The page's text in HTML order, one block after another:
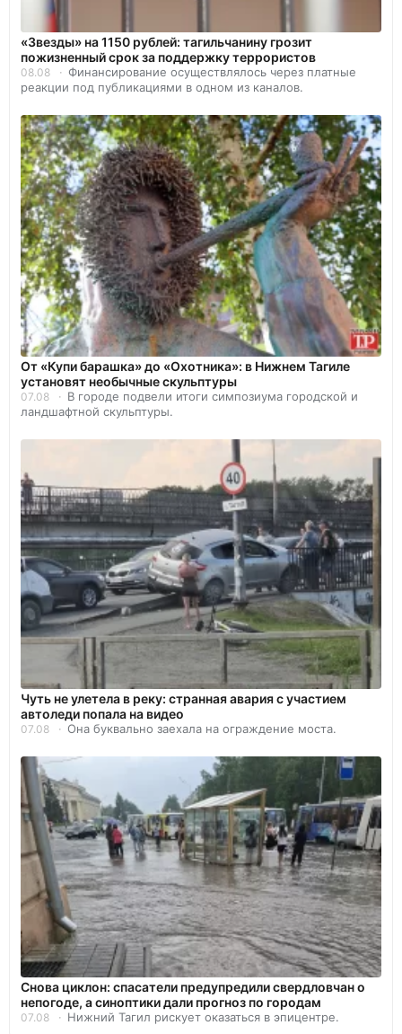
«Звезды» на 1150 рублей: тагильчанину грозит
пожизненный срок за поддержку террористов
08.08
Финансирование осуществлялось через платные
реакции под публикациями в одном из каналов.
От «Купи барашка» до «Охотника»: в Нижнем Тагиле
установят необычные скульптуры
07.08
В городе подвели итоги симпозиума городской и
ландшафтной скульптуры.
Чуть не улетела в реку: странная авария с участием
автоледи попала на видео
07.08 Она буквально заехала на ограждение моста.
Снова циклон: спасатели предупредили свердловчан о
непогоде, а синоптики дали прогноз по городам
07.08 Нижний Тагил рискует оказаться в эпицентре.